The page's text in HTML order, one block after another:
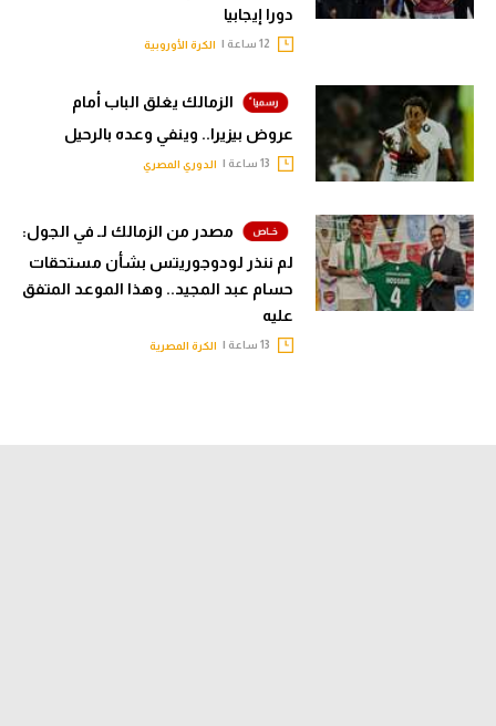
دورا إيجابيا
الكرة الأوروبية
الزمالك يغلق الباب أمام
عروض بيزيرا.. وينفي وعده بالرحيل
الدوري المصري
مصدر من الزمالك لـ في الجول:
لم ننذر لودوجوريتس بشأن مستحقات
حسام عبد المجيد.. وهذا الموعد المتفق
عليه
الكرة المصرية